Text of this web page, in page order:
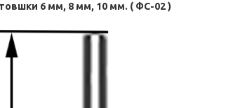
6 мм, 8 мм, 10 мм. ( ФС-02 )